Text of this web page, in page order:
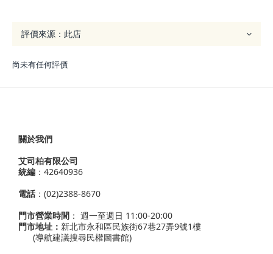
尚未有任何評價
關於我們
艾司柏有限公司
統編 ：42640936
電話：(02)2388-8670
門市營業時間 ： 週一至週日 11:00-20:00
門市地址： 新北市永和區民族街67巷27弄9號1樓
(導航建議搜尋民權圖書館)